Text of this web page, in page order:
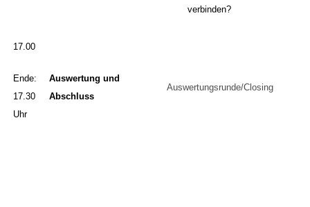
verbinden?
17.00
Ende:
17.30
Uhr
Auswertung und
Abschluss
Auswertungsrunde/Closing